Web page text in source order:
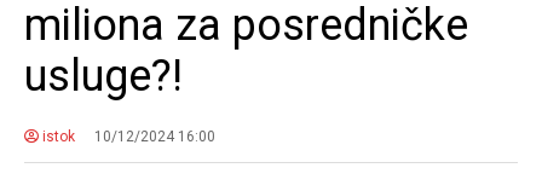
miliona za posredničke
usluge?!
istok 10/12/2024 16:00